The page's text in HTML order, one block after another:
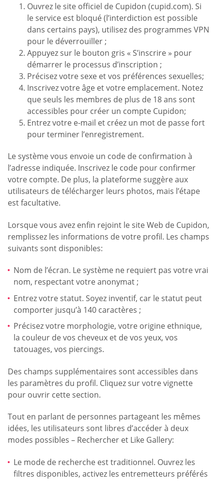
Ouvrez le site officiel de Cupidon (cupid.com). Si
le service est bloqué (l’interdiction est possible
dans certains pays), utilisez des programmes VPN
pour le déverrouiller ;
Appuyez sur le bouton gris « S’inscrire » pour
démarrer le processus d’inscription ;
Précisez votre sexe et vos préférences sexuelles;
Inscrivez votre âge et votre emplacement. Notez
que seuls les membres de plus de 18 ans sont
accessibles pour créer un compte Cupidon;
Entrez votre e-mail et créez un mot de passe fort
pour terminer l’enregistrement.
Le système vous envoie un code de confirmation à
l’adresse indiquée. Inscrivez le code pour confirmer
votre compte. De plus, la plateforme suggère aux
utilisateurs de télécharger leurs photos, mais l’étape
est facultative.
Lorsque vous avez enfin rejoint le site Web de Cupidon,
remplissez les informations de votre profil. Les champs
suivants sont disponibles:
Nom de l’écran. Le système ne requiert pas votre vrai
nom, respectant votre anonymat ;
Entrez votre statut. Soyez inventif, car le statut peut
comporter jusqu’à 140 caractères ;
Précisez votre morphologie, votre origine ethnique,
la couleur de vos cheveux et de vos yeux, vos
tatouages, vos piercings.
Des champs supplémentaires sont accessibles dans
les paramètres du profil. Cliquez sur votre vignette
pour ouvrir cette section.
Tout en parlant de personnes partageant les mêmes
idées, les utilisateurs sont libres d’accéder à deux
modes possibles – Rechercher et Like Gallery:
Le mode de recherche est traditionnel. Ouvrez les
filtres disponibles, activez les entremetteurs préférés